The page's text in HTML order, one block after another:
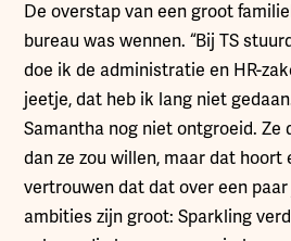
De overstap van een groot
bureau was wennen. “Bij TS
doe ik de administratie en HR-
jeetje, dat heb ik lang niet
Samantha nog niet ontgroeid. Ze
dan ze zou willen, maar dat hoort
vertrouwen dat dat over een
ambities zijn groot: Sparkling